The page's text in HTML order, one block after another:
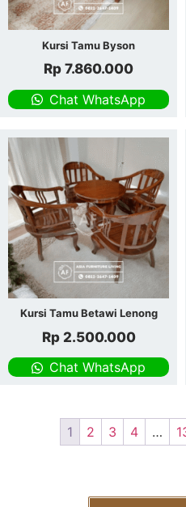
Kursi Tamu Byson
Rp 7.860.000
Chat WhatsApp
Kursi Tamu Betawi Lenong
Rp2.500.000
Chat WhatsApp
1 2 3 4 …